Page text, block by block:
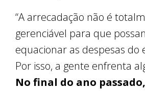
“A arrecadação não é
gerenciável para que
equacionar as despesas do
Por isso, a gente enfrenta
No final do ano